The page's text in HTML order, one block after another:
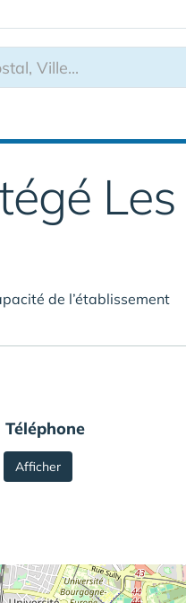
de l’établissement
Téléphone
Afficher